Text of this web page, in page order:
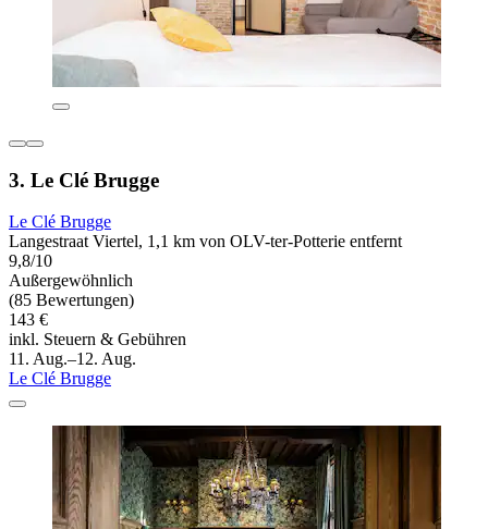
3. Le Clé Brugge
Le Clé Brugge
Langestraat Viertel, 1,1 km von OLV-ter-Potterie entfernt
9,8/10
Außergewöhnlich
(85 Bewertungen)
143 €
inkl. Steuern & Gebühren
11. Aug.–12. Aug.
Le Clé Brugge